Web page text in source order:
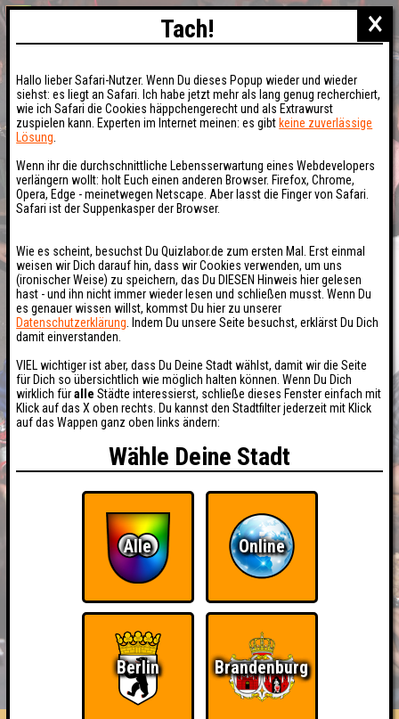
HIGHSCORE RESERVIERUNG
FAQ ÜBER UNS
×
Tach!
Hallo lieber Safari-Nutzer. Wenn Du dieses Popup wieder und wieder
siehst: es liegt an Safari. Ich habe jetzt mehr als lang genug recherchiert,
wie ich Safari die Cookies häppchengerecht und als Extrawurst
zuspielen kann. Experten im Internet meinen: es gibt keine zuverlässige
Lösung
Wenn ihr die durchschnittliche Lebensserwartung eines Webdevelopers
verlängern wollt: holt Euch einen anderen Browser. Firefox, Chrome,
Opera, Edge - meinetwegen Netscape. Aber lasst die Finger von Safari.
Safari ist der Suppenkasper der Browser.
Wie es scheint, besuchst Du Quizlabor.de zum ersten Mal. Erst einmal
weisen wir Dich darauf hin, dass wir Cookies verwenden, um uns
(ironischer Weise) zu speichern, das Du DIESEN Hinweis hier gelesen
hast - und ihn nicht immer wieder lesen und schließen musst. Wenn Du
es genauer wissen willst, kommst Du hier zu unserer
Datenschutzerklärung . Indem Du unsere Seite besuchst, erklärst Du Dich
damit einverstanden.
VIEL wichtiger ist aber, dass Du Deine Stadt wählst, damit wir die Seite
für Dich so übersichtlich wie möglich halten können. Wenn Du Dich
wirklich füralle Städte interessierst, schließe dieses Fenster einfach mit
Klick auf das X oben rechts. Du kannst den Stadtfilter jederzeit mit Klick
auf das Wappen ganz oben links ändern:
Wähle Deine Stadt
Alle Online
Berlin Brandenburg